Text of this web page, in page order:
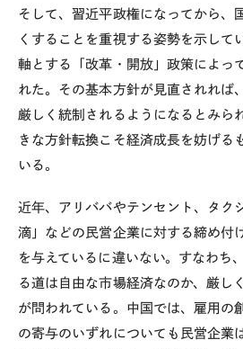
そして、習近平政権になってから、
くすることを重視する姿勢を示して
軸とする「改革・開放」政策によっ
れた。その基本方針が見直されれば
厳しく統制されるようになるとみら
きな方針転換こそ経済成長を妨げる
いる。
近年、アリババやテンセント、タク
滴」などの民営企業に対する締め付
を与えているに違いない。すなわち
る道は自由な市場経済なのか、厳し
が問われている。中国では、雇用の
の寄与のいずれについても民営企業